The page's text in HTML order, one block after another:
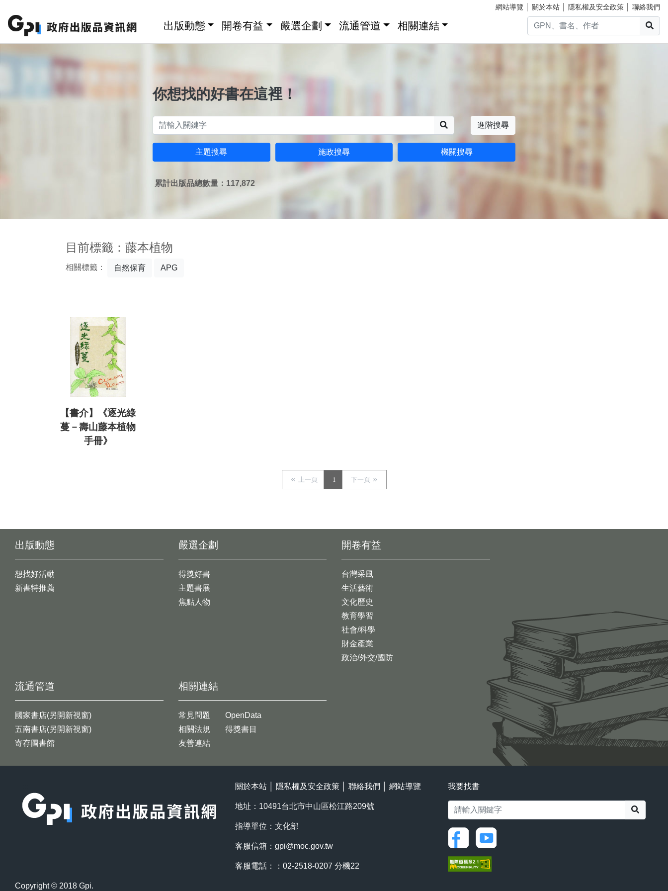
網站導覽 關於本站 隱私權及安全政策 聯絡我們
出版動態 開卷有益 嚴選企劃 流通管道 相關連結
你想找的好書在這裡！
進階搜尋
主題搜尋 施政搜尋 機關搜尋
累計出版品總數量：117,872
目前標籤：藤本植物
相關標籤： 自然保育 APG
【書介】《逐光綠
蔓－壽山藤本植物
手冊》
上一頁 1 下一頁
出版動態
想找好活動
新書特推薦
開卷有益
台灣采風
生活藝術
文化歷史
教育學習
社會/科學
財金產業
政治/外交/國防
嚴選企劃
得獎好書
主題書展
焦點人物
流通管道
國家書店(另開新視窗)
五南書店(另開新視窗)
寄存圖書館
相關連結
常見問題
相關法規
友善連結
OpenData
得獎書目
關於本站 隱私權及安全政策 聯絡我們 網站導覽
地址：10491台北市中山區松江路209號
指導單位：文化部
客服信箱： gpi@moc.gov.tw
客服電話：：02-2518-0207 分機22
我要找書
Copyright © 2018 Gpi.